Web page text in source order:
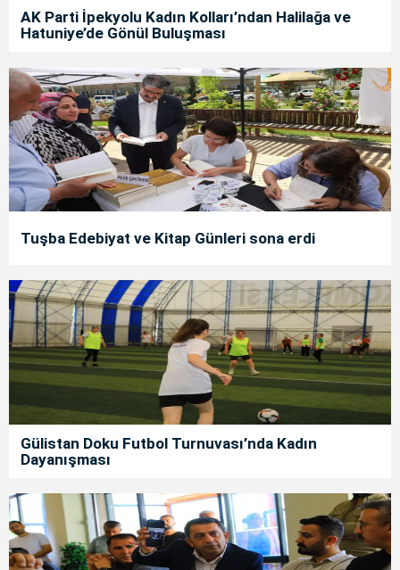
AK Parti İpekyolu Kadın Kolları’ndan Halilağa ve
Hatuniye’de Gönül Buluşması
Tuşba Edebiyat ve Kitap Günleri sona erdi
Gülistan Doku Futbol Turnuvası’nda Kadın
Dayanışması